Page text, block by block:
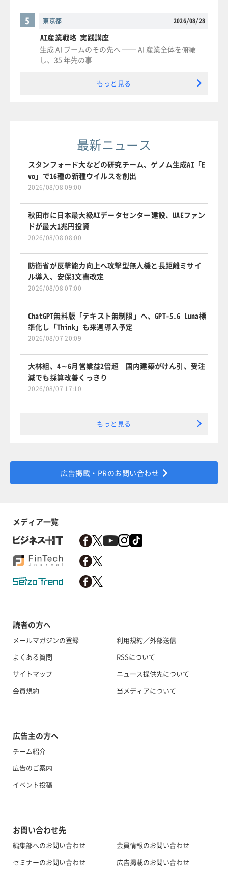
東京都 2026/08/28
5
AI産業戦略 実践講座
生成 AI ブームのその先へ ── AI 産業全体を俯瞰
し、35 年先の事
もっと見る
最新ニュース
スタンフォード大などの研究チーム、ゲノム生成AI「E
vo」で16種の新種ウイルスを創出
2026/08/08 09:00
秋田市に日本最大級AIデータセンター建設、UAEファン
ドが最大1兆円投資
2026/08/08 08:00
防衛省が反撃能力向上へ攻撃型無人機と長距離ミサイ
ル導入、安保3文書改定
2026/08/08 07:00
ChatGPT無料版「テキスト無制限」へ、GPT-5.6 Luna標
準化し「Think」も来週導入予定
2026/08/07 20:09
大林組、4～6月営業益2倍超 国内建築がけん引、受注
減でも採算改善くっきり
2026/08/07 17:10
もっと見る
広告掲載・PRのお問い合わせ
メディア一覧
読者の方へ
メールマガジンの登録
よくある質問
サイトマップ
会員規約
利用規約／外部送信
RSSについて
ニュース提供先について
当メディアについて
広告主の方へ
チーム紹介
広告のご案内
イベント投稿
お問い合わせ先
編集部へのお問い合わせ
セミナーのお問い合わせ
会員情報のお問い合わせ
広告掲載のお問い合わせ